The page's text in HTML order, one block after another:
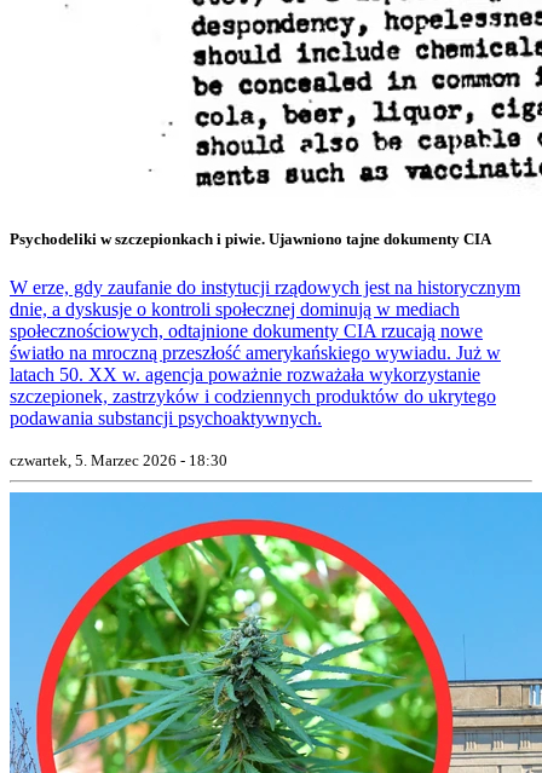
Psychodeliki w szczepionkach i piwie. Ujawniono tajne dokumenty CIA
W erze, gdy zaufanie do instytucji rządowych jest na historycznym
dnie, a dyskusje o kontroli społecznej dominują w mediach
społecznościowych, odtajnione dokumenty CIA rzucają nowe
światło na mroczną przeszłość amerykańskiego wywiadu. Już w
latach 50. XX w. agencja poważnie rozważała wykorzystanie
szczepionek, zastrzyków i codziennych produktów do ukrytego
podawania substancji psychoaktywnych.
czwartek, 5. Marzec 2026 - 18:30